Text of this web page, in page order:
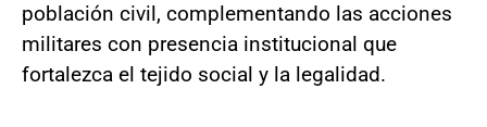
población civil, complementando las acciones
militares con presencia institucional que
fortalezca el tejido social y la legalidad.